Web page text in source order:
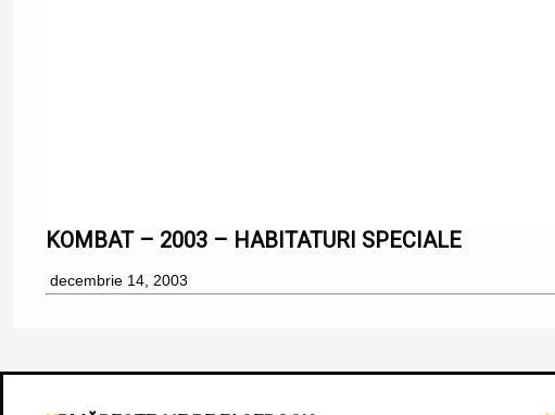
KOMBAT – 2003 – HABITATURI SPECIALE
decembrie 14, 2003